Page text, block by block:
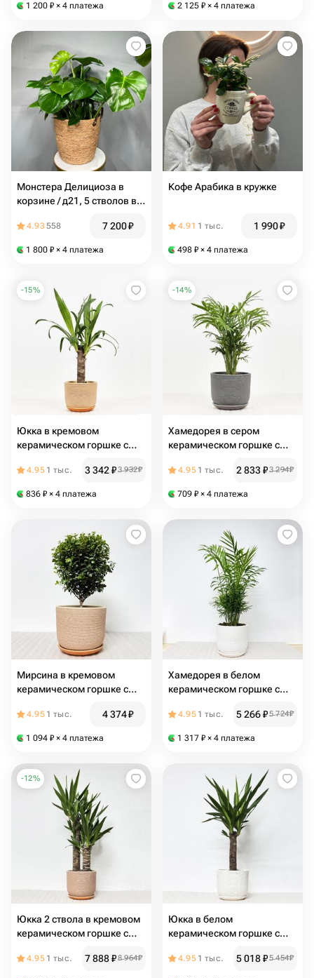
1 200 ₽ × 4 платежа 2 125 ₽ × 4 платежа
Монстера Делициоза в
корзине / д21, 5 стволов в
4.93558 7 200₽
1 800 ₽ × 4 платежа
Кофе Арабика в кружке
4.91 1 тыс. 1 990₽
498 ₽ × 4 платежа
-15%
Юкка в кремовом
керамическом горшке с
4.95 1 тыс. 3 342₽3 932₽
836 ₽ × 4 платежа
-14%
Хамедорея в сером
керамическом горшке с
4.95 1 тыс. 2 833₽3 294₽
709 ₽ × 4 платежа
Мирсина в кремовом
керамическом горшке с
4.95 1 тыс. 4 374₽
1 094 ₽ × 4 платежа
Хамедорея в белом
керамическом горшке с
4.95 1 тыс. 5 266₽5 724₽
1 317 ₽ × 4 платежа
-12%
Юкка 2 ствола в кремовом
керамическом горшке с
4.95 1 тыс. 7 888₽8 964₽
Юкка в белом
керамическом горшке с
4.95 1 тыс. 5 018₽5 454₽